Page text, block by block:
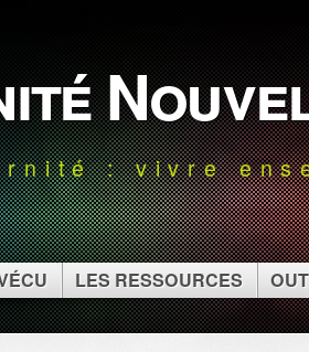
: vivre
LES RESSOURCES